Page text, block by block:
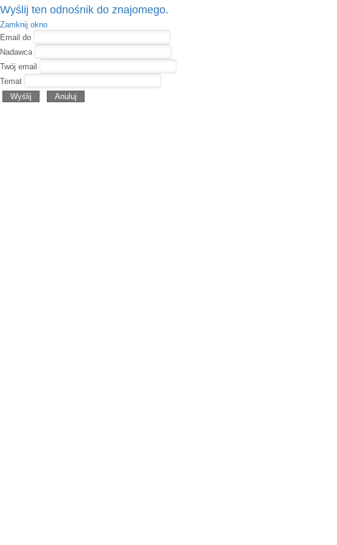
Wyślij ten odnośnik do znajomego.
Zamknij okno
Email do
Nadawca
Twój email
Temat
Wyślij
Anuluj